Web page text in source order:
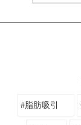
#脂肪吸引